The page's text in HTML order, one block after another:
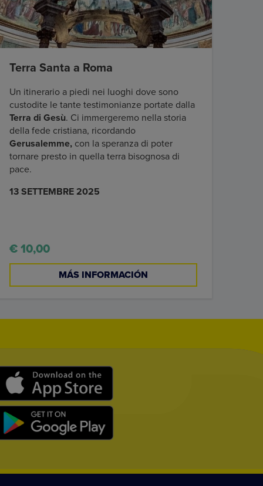
Terra Santa a Roma
Un itinerario a piedi nei luoghi dove sono
custodite le tante testimonianze portate dalla
Terra di Gesù. Ci immergeremo nella storia
della fede cristiana, ricordando
Gerusalemme, con la speranza di poter
tornare presto in quella terra bisognosa di
pace.
13 SETTEMBRE 2025
€ 10,00
MÁS INFORMACIÓN